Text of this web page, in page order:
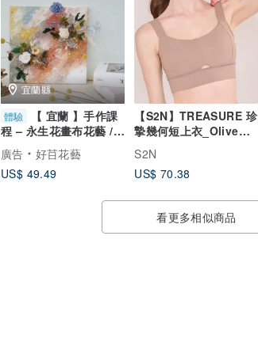
宜蘭縣
體驗
【 宜蘭 】手作課
程 – 永生花畫布花藝 /
小畫布
廣告
好䒤花藝
US$ 49.49
【S2N】TREASURE 珍
摯幾何短上衣_Olive
S2N
US$ 70.38
看更多相似商品